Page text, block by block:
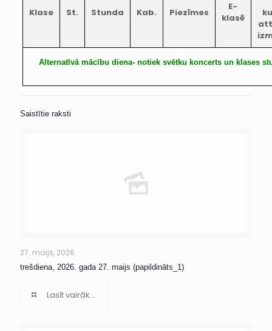
Klase St. Stunda Kab. Piezīmes
E-
klasē
Alternatīvā mācību diena- notiek svētku koncerts un klases
Saistītie raksti
27. maijs, 2026
trešdiena, 2026. gada 27. maijs (papildināts_1)
Lasīt vairāk...